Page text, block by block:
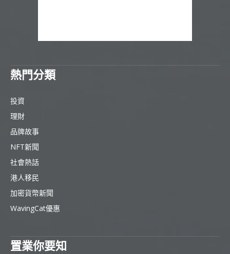
熱門分類
投資
理財
品牌故事
NFT新聞
社會熱話
港人移民
加密貨幣新聞
WavingCat優惠
置業你要知